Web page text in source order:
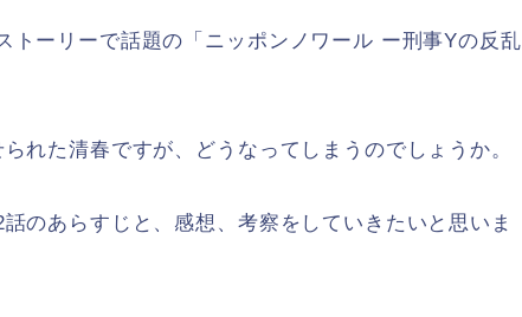
トーリーで話題の「ニッポンノワール ー刑事Yの反乱
れた清春ですが、どうなってしまうのでしょうか。
のあらすじと、感想、考察をしていきたいと思いま